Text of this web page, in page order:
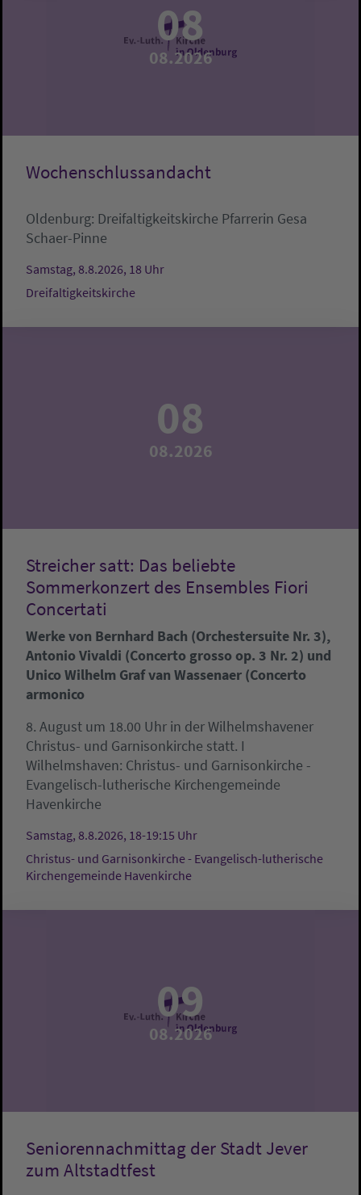
08
08.2026
Wochenschlussandacht
Oldenburg: Dreifaltigkeitskirche Pfarrerin Gesa
Schaer-Pinne
Samstag, 8.8.2026, 18 Uhr
Dreifaltigkeitskirche
08
08.2026
Streicher satt: Das beliebte
Sommerkonzert des Ensembles Fiori
Concertati
Werke von Bernhard Bach (Orchestersuite Nr. 3),
Antonio Vivaldi (Concerto grosso op. 3 Nr. 2) und
Unico Wilhelm Graf van Wassenaer (Concerto
armonico
8. August um 18.00 Uhr in der Wilhelmshavener
Christus- und Garnisonkirche statt. I
Wilhelmshaven: Christus- und Garnisonkirche -
Evangelisch-lutherische Kirchengemeinde
Havenkirche
Samstag, 8.8.2026, 18-19:15 Uhr
Christus- und Garnisonkirche - Evangelisch-lutherische
Kirchengemeinde Havenkirche
09
08.2026
Seniorennachmittag der Stadt Jever
zum Altstadtfest